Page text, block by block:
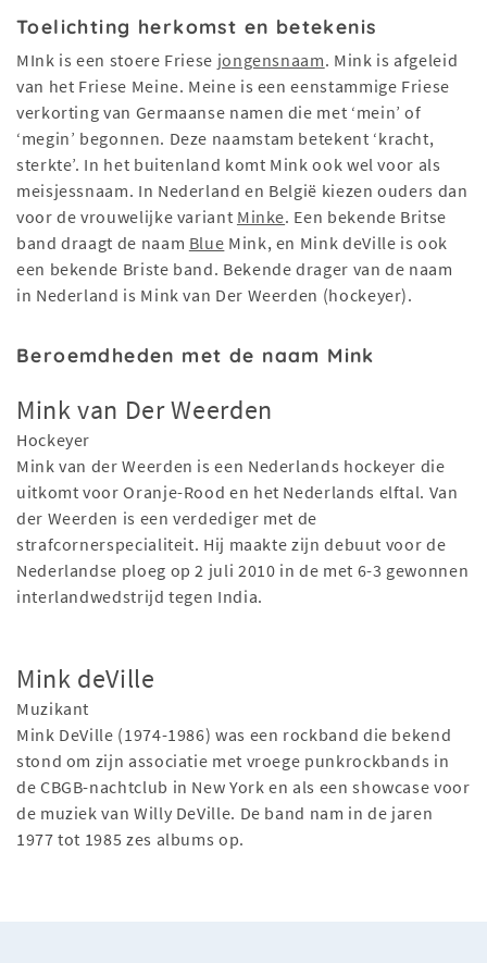
Toelichting herkomst en betekenis
MInk is een stoere Friese jongensnaam. Mink is afgeleid
van het Friese Meine. Meine is een eenstammige Friese
verkorting van Germaanse namen die met ‘mein’ of
‘megin’ begonnen. Deze naamstam betekent ‘kracht,
sterkte’. In het buitenland komt Mink ook wel voor als
meisjessnaam. In Nederland en België kiezen ouders dan
voor de vrouwelijke variant Minke. Een bekende Britse
band draagt de naam Blue Mink, en Mink deVille is ook
een bekende Briste band. Bekende drager van de naam
in Nederland is Mink van Der Weerden (hockeyer).
Beroemdheden met de naam Mink
Mink van Der Weerden
Hockeyer
Mink van der Weerden is een Nederlands hockeyer die
uitkomt voor Oranje-Rood en het Nederlands elftal. Van
der Weerden is een verdediger met de
strafcornerspecialiteit. Hij maakte zijn debuut voor de
Nederlandse ploeg op 2 juli 2010 in de met 6-3 gewonnen
interlandwedstrijd tegen India.
Mink deVille
Muzikant
Mink DeVille (1974-1986) was een rockband die bekend
stond om zijn associatie met vroege punkrockbands in
de CBGB-nachtclub in New York en als een showcase voor
de muziek van Willy DeVille. De band nam in de jaren
1977 tot 1985 zes albums op.